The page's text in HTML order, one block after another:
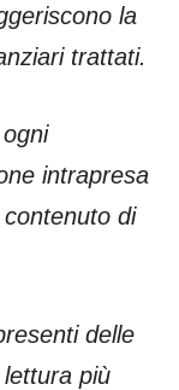
la
trattati.
intrapresa
di
delle
più